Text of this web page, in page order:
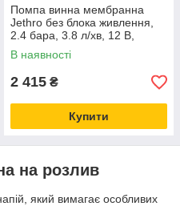
Помпа винна мембранна
Jethro без блока живлення,
2.4 бара, 3.8 л/хв, 12 В,
Обладнання для bag-in-box
В наявності
2 415 ₴
Купити
на розлив
який вимагає особливих